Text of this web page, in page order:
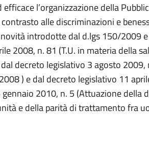
l’organizzazione della
alle discriminazioni e
introdotte dal d.lgs 150/2009
2008, n. 81 (T.U. in materia della
decreto legislativo 3 agosto 2009,
) e dal decreto legislativo 11
2010, n. 5 (Attuazione della
e della parità di trattamento fra